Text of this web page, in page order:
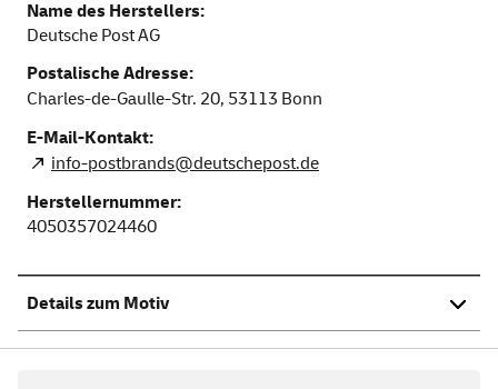
Name des Herstellers:
Deutsche Post AG
Postalische Adresse:
Charles-de-Gaulle-Str. 20, 53113 Bonn
E-Mail-Kontakt:
info-postbrands@deutschepost.de
Herstellernummer:
4050357024460
Details zum Motiv